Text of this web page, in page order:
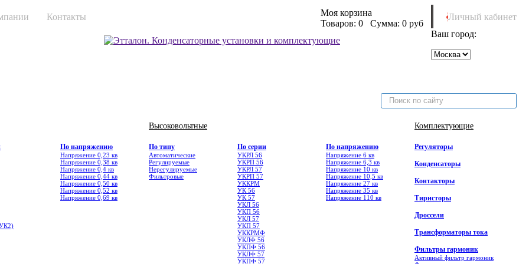
Контакты
Личный кабинет
Ваш город:
Моя корзина
Товаров: 0 Сумма: 0 руб
По напряжению
Напряжение 0,23 кв
Напряжение 0,38 кв
Напряжение 0,4 кв
Напряжение 0,44 кв
Напряжение 0,50 кв
Напряжение 0,52 кв
Напряжение 0,69 кв
Высоковольтные
По типу
Автоматические
Регулируемые
Нерегулируемые
Фильтровые
По серии
УКРЛ 56
УКРП 56
УКРЛ 57
УКРП 57
УККРМ
УК 56
УК 57
УКЛ 56
УКП 56
УКЛ 57
УКП 57
УККРМФ
УКЛФ 56
УКПФ 56
УКЛФ 57
УКПФ 57
По напряжению
Напряжение 6 кв
Напряжение 6,3 кв
Напряжение 10 кв
Напряжение 10,5 кв
Напряжение 27 кв
Напряжение 35 кв
Напряжение 110 кв
Комплектующие
Регуляторы
Конденсаторы
Контакторы
Тиристоры
Дроссели
Трансформаторы тока
Фильтры гармоник
Активный фильтр гармоник